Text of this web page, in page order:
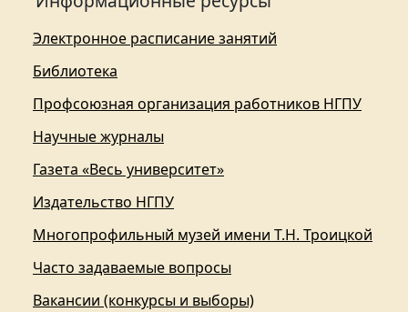
Электронное расписание занятий
Библиотека
Профсоюзная организация работников НГПУ
Научные журналы
Газета «Весь университет»
Издательство НГПУ
Многопрофильный музей имени Т.Н. Троицкой
Часто задаваемые вопросы
Вакансии (конкурсы и выборы)